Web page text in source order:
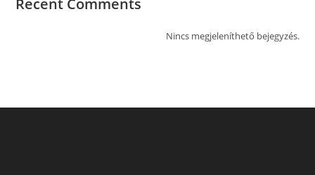
Recent Comments
Nincs megjeleníthető bejegyzés.